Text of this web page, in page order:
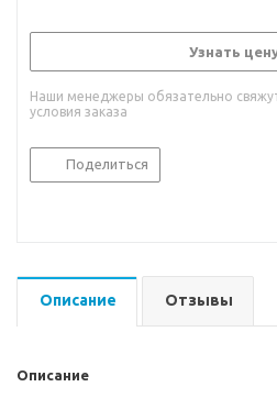
Узнать
Наши менеджеры обязательно
условия заказа
Поделиться
Описание Отзывы
Описание